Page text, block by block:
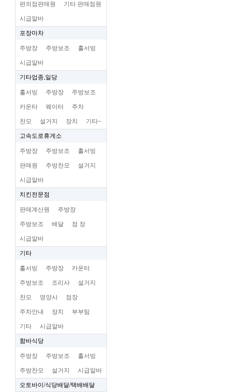
편의점판매원 기타 판매점원
시급알바
포장마차
주방장 주방보조 홀서빙
시급알바
기타업종,일당
홀서빙 주방장 주방보조
카운타 웨이터 주차
찬모 설거지 장치 기타~
고속도로휴게소
주방장 주방보조 홀서빙
판매원 주방찬모 설거지
시급알바
치킨전문점
판매계산원 주방장
주방보조 배달 점 장
시급알바
기타
홀서빙 주방장 카운터
주방보조 조리사 설거지
찬모 영양사 점장
주차안내 장치 부부팀
기타 시급알바
함바식당
주방장 주방보조 홀서빙
주방찬모 설거지 시급알바
오토바이/식당배달/택배배달